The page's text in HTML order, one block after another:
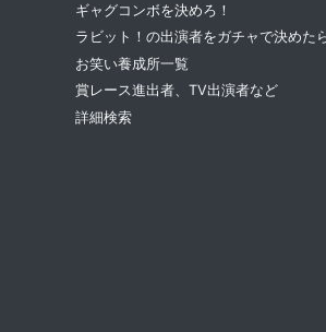
ギャグコンボを決めろ！
ラビット！の出演者をガチャで決めた
お笑い養成所一覧
賞レース進出者、TV出演者など
詳細検索